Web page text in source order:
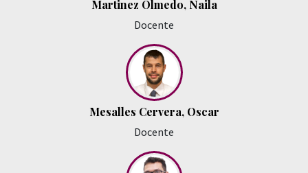
Martinez Olmedo, Naila
Docente
Mesalles Cervera, Oscar
Docente